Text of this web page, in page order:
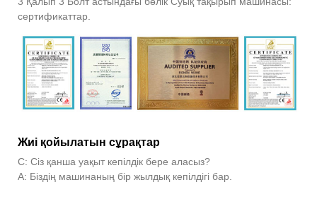
сертификаттар.
Жиі қойылатын сұрақтар
С: Сіз қанша уақыт кепілдік бере аласыз?
A: Біздің машинаның бір жылдық кепілдігі бар.